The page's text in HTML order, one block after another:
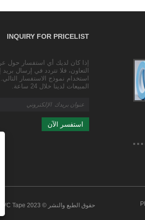
INQUIRY FOR PRICELIST
إذا كان لديك أي استفسار حول
التعاون، فلا تتردد في إرسال بريد
استخدام نموذج الاستفسار
المبيعات لدينا خلال 24 ساعة.
شريط لاصق للتغليف والختم الشفاف/شريط
التغليف/شريط عريض
(بما في ذلك سمك اللفة 3.5 مم)
حقوق الطبع والنشر © 2023 Yilane (Shanghai) Industrial Co Ltd - PVC Tape ، شريط لاصق ، شريط التعبئة - جميع الحقوق محفوظة